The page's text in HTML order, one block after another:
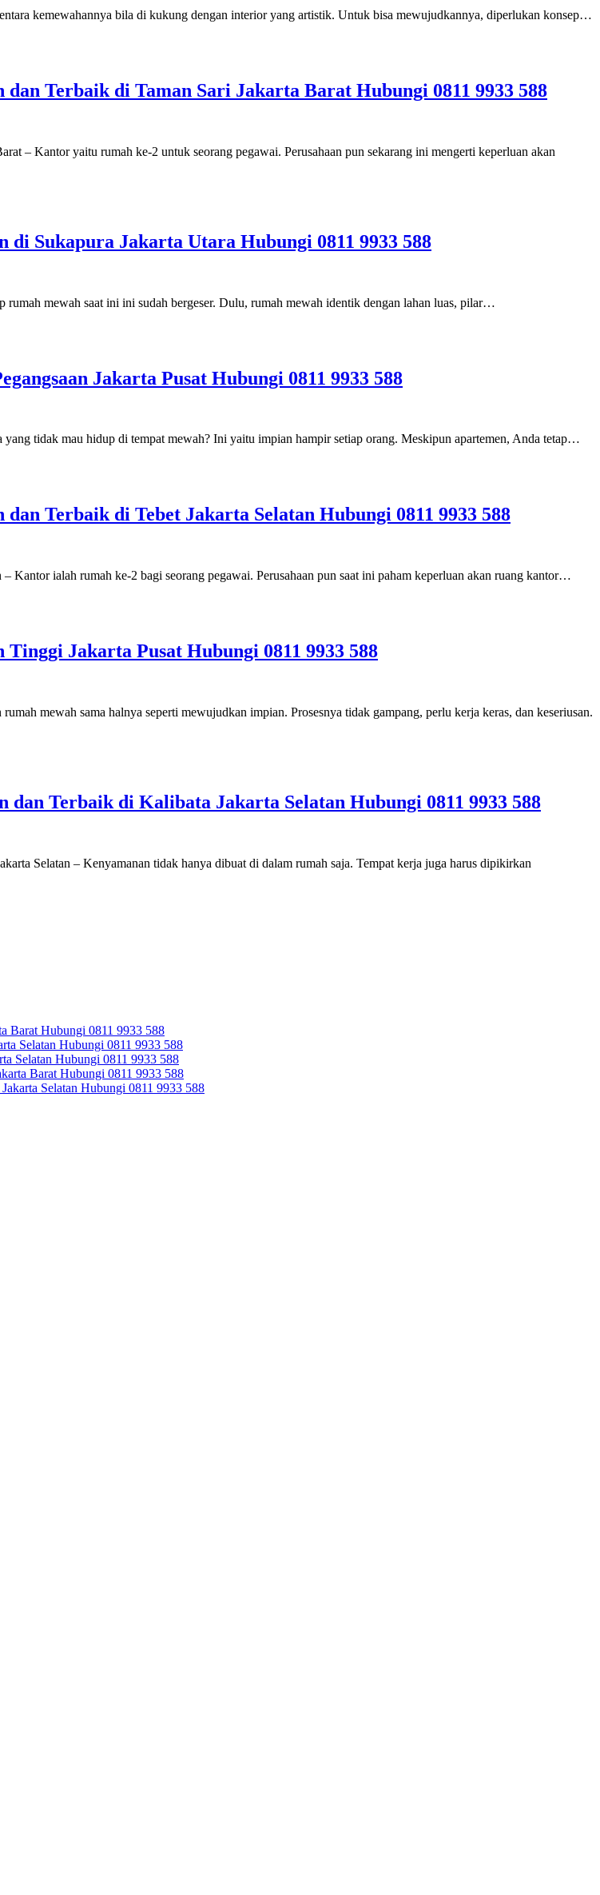
kemewahannya bila di kukung dengan interior yang artistik. Untuk bisa mewujudkannya, diperlukan konsep…
Terbaik di Taman Sari Jakarta Barat Hubungi 0811 9933 588
– Kantor yaitu rumah ke-2 untuk seorang pegawai. Perusahaan pun sekarang ini mengerti keperluan akan
Sukapura Jakarta Utara Hubungi 0811 9933 588
mewah saat ini ini sudah bergeser. Dulu, rumah mewah identik dengan lahan luas, pilar…
Jakarta Pusat Hubungi 0811 9933 588
yang tidak mau hidup di tempat mewah? Ini yaitu impian hampir setiap orang. Meskipun apartemen, Anda tetap…
Terbaik di Tebet Jakarta Selatan Hubungi 0811 9933 588
Kantor ialah rumah ke-2 bagi seorang pegawai. Perusahaan pun saat ini paham keperluan akan ruang kantor…
Jakarta Pusat Hubungi 0811 9933 588
mewah sama halnya seperti mewujudkan impian. Prosesnya tidak gampang, perlu kerja keras, dan keseriusan.
Terbaik di Kalibata Jakarta Selatan Hubungi 0811 9933 588
Selatan – Kenyamanan tidak hanya dibuat di dalam rumah saja. Tempat kerja juga harus dipikirkan
Barat Hubungi 0811 9933 588
Selatan Hubungi 0811 9933 588
Selatan Hubungi 0811 9933 588
Barat Hubungi 0811 9933 588
Selatan Hubungi 0811 9933 588